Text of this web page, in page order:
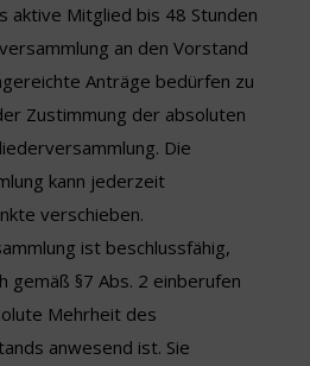
aktive Mitglied bis 48 Stunden
an den Vorstand
Anträge bedürfen zu
Zustimmung der absoluten
Die
kann jederzeit
verschieben.
ist beschlussfähig,
gemäß §7 Abs. 2 einberufen
Mehrheit des
anwesend ist. Sie